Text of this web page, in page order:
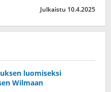
Julkaistu 10.4.2025
luomiseksi
Wilmaan